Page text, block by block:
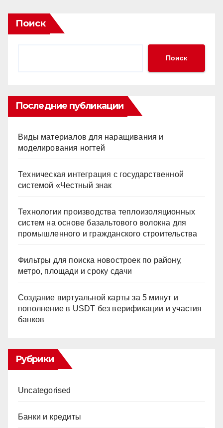
Поиск
Поиск
Последние публикации
Виды материалов для наращивания и
моделирования ногтей
Техническая интеграция с государственной
системой «Честный знак
Технологии производства теплоизоляционных
систем на основе базальтового волокна для
промышленного и гражданского строительства
Фильтры для поиска новостроек по району,
метро, площади и сроку сдачи
Создание виртуальной карты за 5 минут и
пополнение в USDT без верификации и участия
банков
Рубрики
Uncategorised
Банки и кредиты